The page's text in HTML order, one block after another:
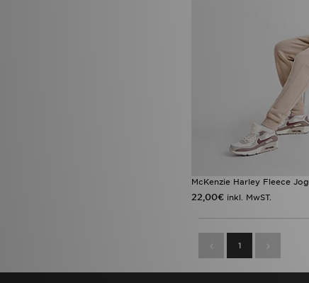
McKenzie Harley Fleece
22,00€ inkl. MwST.
1